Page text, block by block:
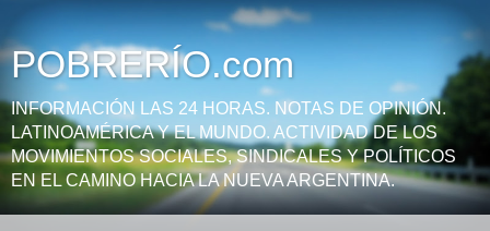
POBRERÍO.com
INFORMACIÓN LAS 24 HORAS. NOTAS DE OPINIÓN.
LATINOAMÉRICA Y EL MUNDO. ACTIVIDAD DE LOS
MOVIMIENTOS SOCIALES, SINDICALES Y POLÍTICOS
EN EL CAMINO HACIA LA NUEVA ARGENTINA.